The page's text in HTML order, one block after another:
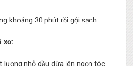
khoảng 30 phút rồi gội sạch.
xơ:
lượng nhỏ dầu dừa lên ngọn tóc